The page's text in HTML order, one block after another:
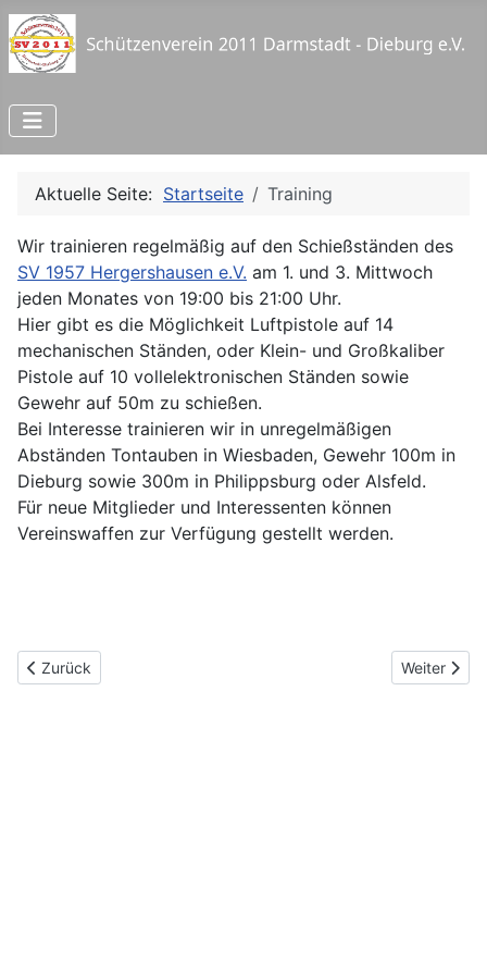
Aktuelle Seite: Startseite Training
Wir trainieren regelmäßig auf den Schießständen des
SV 1957 Hergershausen e.V. am 1. und 3. Mittwoch
jeden Monates von 19:00 bis 21:00 Uhr.
Hier gibt es die Möglichkeit Luftpistole auf 14
mechanischen Ständen, oder Klein- und Großkaliber
Pistole auf 10 vollelektronischen Ständen sowie
Gewehr auf 50m zu schießen.
Bei Interesse trainieren wir in unregelmäßigen
Abständen Tontauben in Wiesbaden, Gewehr 100m in
Dieburg sowie 300m in Philippsburg oder Alsfeld.
Für neue Mitglieder und Interessenten können
Vereinswaffen zur Verfügung gestellt werden.
Vorheriger Beitrag: Startseite
Zurück Nächster
Weiter